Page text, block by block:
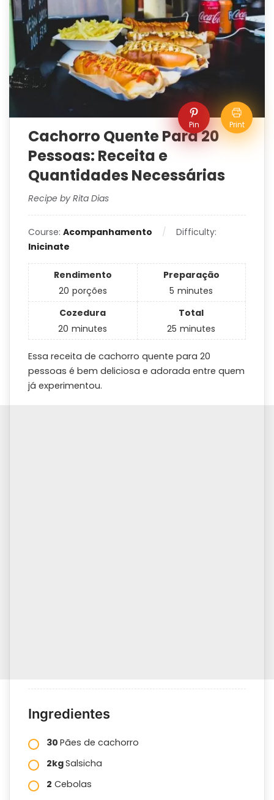
Pin Print
Cachorro Quente Para 20
Pessoas: Receita e
Quantidades Necessárias
Recipe by Rita Dias
Course: Acompanhamento
Difficulty:
Inicinate
Rendimento
20 porções
Preparação
5 minutes
Cozedura
20 minutes
Total
25 minutes
Essa receita de cachorro quente para 20
pessoas é bem deliciosa e adorada entre quem
já experimentou.
Ingredientes
30 Pães de cachorro
2kgSalsicha
2 Cebolas